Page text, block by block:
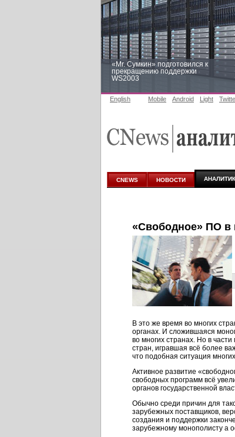
«Mr. Сумкин» подготовился к
прекращению поддержки
WS2003
аналитике
English Mobile Android Light
CNEWS НОВОСТИ
«Свободное» ПО в
В это же время во многих
органах. И сложившаяся
во многих странах. Но в
стран, игравшая всё более
что подобная ситуация
Активное развитие
свободных программ всё
органов государственной
Обычно среди причин для
зарубежных поставщиков,
создания и поддержки
зарубежному монополисту а